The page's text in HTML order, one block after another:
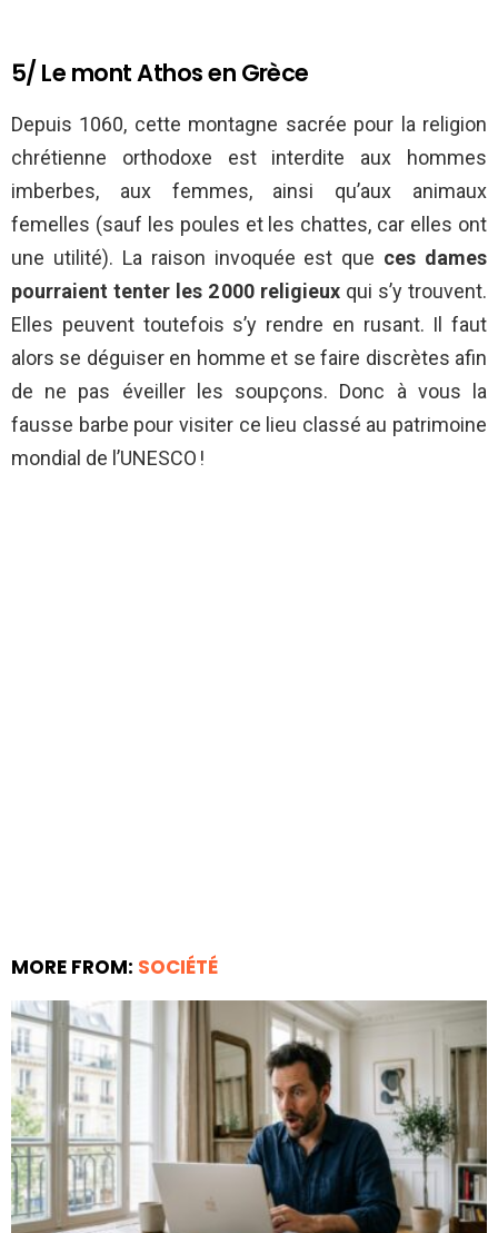
5/ Le mont Athos en Grèce
Depuis 1060, cette montagne sacrée pour la religion
chrétienne orthodoxe est interdite aux hommes
imberbes, aux femmes, ainsi qu’aux animaux
femelles (sauf les poules et les chattes, car elles ont
une utilité). La raison invoquée est que ces dames
pourraient tenter les 2 000 religieux qui s’y trouvent.
Elles peuvent toutefois s’y rendre en rusant. Il faut
alors se déguiser en homme et se faire discrètes afin
de ne pas éveiller les soupçons. Donc à vous la
fausse barbe pour visiter ce lieu classé au patrimoine
mondial de l’UNESCO !
MORE FROM: SOCIÉTÉ